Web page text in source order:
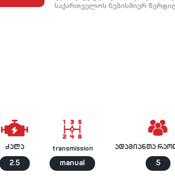
საქართველოს ნებისმიერ
ძალა
2.5
transmission
manual
ადამიანთა
5